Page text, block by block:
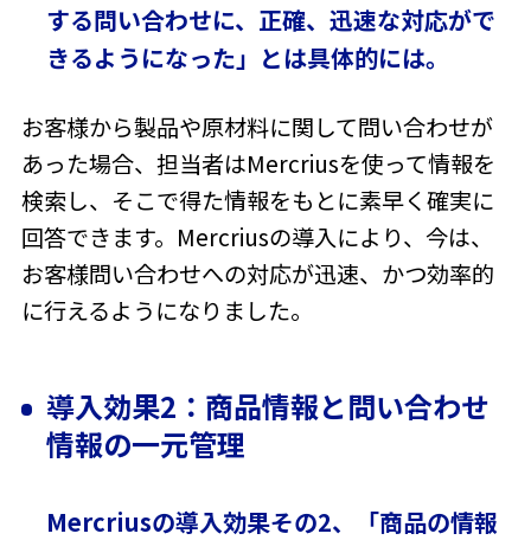
する問い合わせに、正確、迅速な対応がで
きるようになった」とは具体的には。
お客様から製品や原材料に関して問い合わせが
あった場合、担当者はMercriusを使って情報を
検索し、そこで得た情報をもとに素早く確実に
回答できます。Mercriusの導入により、今は、
お客様問い合わせへの対応が迅速、かつ効率的
に行えるようになりました。
導入効果2：商品情報と問い合わせ
情報の一元管理
Mercriusの導入効果その2、「商品の情報